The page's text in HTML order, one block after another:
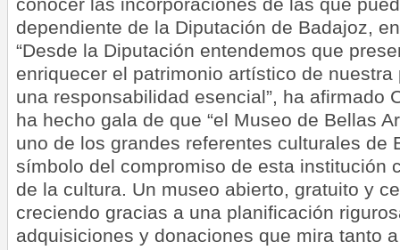
conocer las incorporaciones de las que
dependiente de la Diputación de Badajoz,
“Desde la Diputación entendemos que
enriquecer el patrimonio artístico de
una responsabilidad esencial”, ha afirmado
ha hecho gala de que “el Museo de Bellas
uno de los grandes referentes culturales de
símbolo del compromiso de esta institución
de la cultura. Un museo abierto, gratuito y
creciendo gracias a una planificación
adquisiciones y donaciones que mira tanto